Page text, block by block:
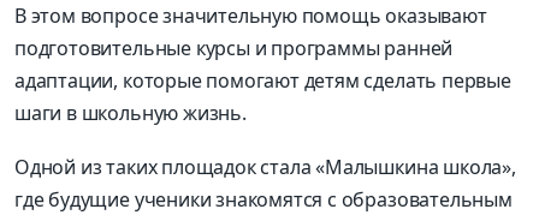
В этом вопросе значительную помощь оказывают
подготовительные курсы и программы ранней
адаптации, которые помогают детям сделать первые
шаги в школьную жизнь.
Одной из таких площадок стала «Малышкина школа»,
где будущие ученики знакомятся с образовательным